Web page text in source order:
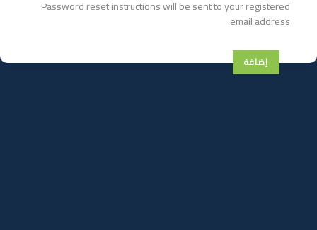
Password reset instructions will be sent to your registered
email address.